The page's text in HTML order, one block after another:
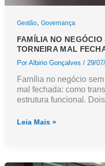
Gestão, Governança
FAMÍLIA NO
TORNEIRA MAL
PorAlbirio Gonçalves / 29/
Família no negócio
mal fechada: como
estrutura funcional.
Família
é
Leia Mais »